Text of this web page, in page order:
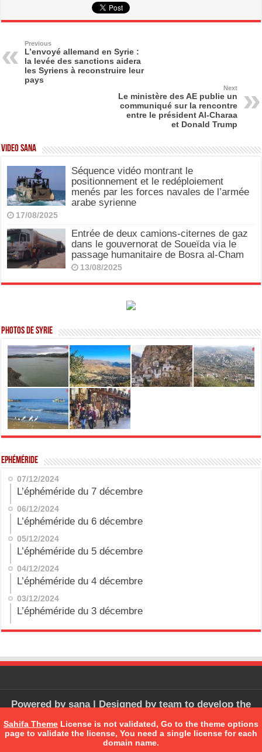
b
o
o
d
o
ail ar
Previous
L’envoyé allemand en Syrie :
la levée des sanctions aidera
les Syriens à reconstruire leur
pays
Next
Le ministère des AE publie un
communiqué sur la rencontre
entre le président Al-Charaa
et Donald Trump
Video SANA
Séquence vidéo montrant le
positionnement et le redéploiement
menés par les forces navales de l’armée
arabe syrienne
17/08/2025
Entrée de deux camions-citernes de gaz
dans le gouvernorat de Soueïda via le
passage humanitaire de Bosra al-Cham
13/08/2025
Photos de Syrie
Ephéméride
07/12/2024
L’éphéméride du 7 décembre
06/12/2024
L’éphéméride du 6 décembre
05/12/2024
L’éphéméride du 5 décembre
04/12/2024
L’éphéméride du 4 décembre
03/12/2024
L’éphéméride du 3 décembre
Powered by sana| Designed by team to develop the
© Copyright 2026, All Rights Reserved
Sahifa Theme License is not validated, Go to the theme options
page to validate the license, You need a single license for each
domain name.